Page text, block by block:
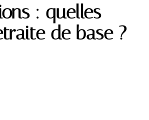
: quelles
de base ?